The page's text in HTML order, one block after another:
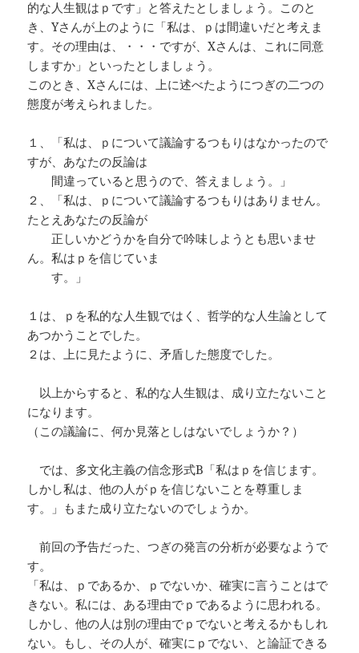
的な人生観はｐです」と答えたとしましょう。このと
き、Yさんが上のように「私は、ｐは間違いだと考えま
す。その理由は、・・・ですが、Xさんは、これに同意
しますか」といったとしましょう。
このとき、Xさんには、上に述べたようにつぎの二つの
態度が考えられました。
１、「私は、ｐについて議論するつもりはなかったので
すが、あなたの反論は
間違っていると思うので、答えましょう。」
２、「私は、ｐについて議論するつもりはありません。
たとえあなたの反論が
正しいかどうかを自分で吟味しようとも思いませ
ん。私はｐを信じていま
す。」
１は、ｐを私的な人生観ではく、哲学的な人生論として
あつかうことでした。
２は、上に見たように、矛盾した態度でした。
以上からすると、私的な人生観は、成り立たないこと
になります。
（この議論に、何か見落としはないでしょうか？）
では、多文化主義の信念形式B「私はｐを信じます。
しかし私は、他の人がｐを信じないことを尊重しま
す。」もまた成り立たないのでしょうか。
前回の予告だった、つぎの発言の分析が必要なようで
す。
「私は、ｐであるか、ｐでないか、確実に言うことはで
きない。私には、ある理由でｐであるように思われる。
しかし、他の人は別の理由でｐでないと考えるかもしれ
ない。もし、その人が、確実にｐでない、と論証できる